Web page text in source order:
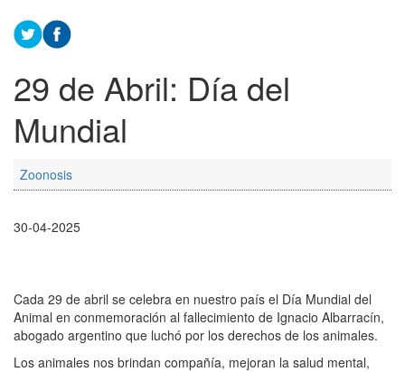
29 de Abril: Día del
Mundial
Zoonosis
30-04-2025
Cada 29 de abril se celebra en nuestro país el Día Mundial del
Animal en conmemoración al fallecimiento de Ignacio Albarracín,
abogado argentino que luchó por los derechos de los animales.
Los animales nos brindan compañía, mejoran la salud mental,